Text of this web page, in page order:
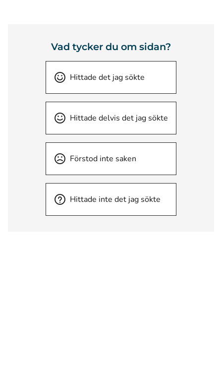
Vad tycker du om sidan?
Hittade det jag sökte
Hittade delvis det jag sökte
Förstod inte saken
Hittade inte det jag sökte